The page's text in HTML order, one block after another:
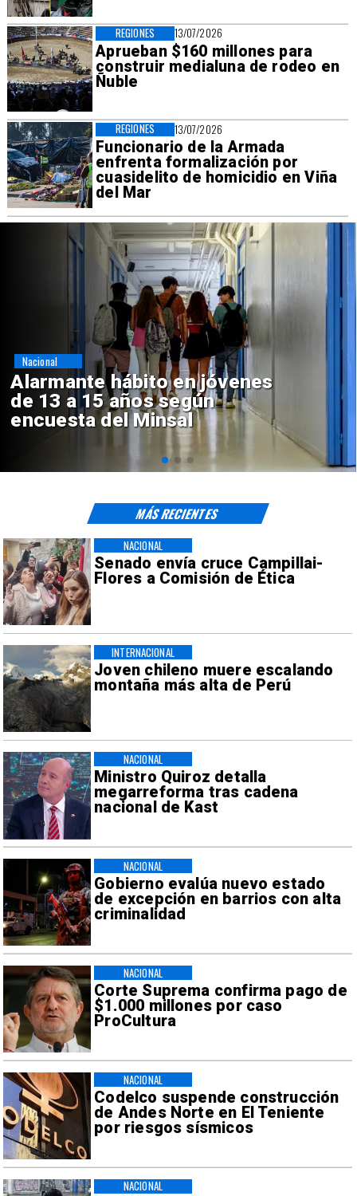
13/07/2026
Aprueban $160 millones para
construir medialuna de rodeo en
Ñuble
REGIONES
13/07/2026
Funcionario de la Armada
enfrenta formalización por
cuasidelito de homicidio en Viña
del Mar
REGIONES
Aprueban creación del Parque
Sebastián Piñera con inversión
de $4 mil millones
Regiones
Senado envía cruce Campillai-
Flores a Comisión de Ética
NACIONAL
Joven chileno muere escalando
montaña más alta de Perú
INTERNACIONAL
Ministro Quiroz detalla
megarreforma tras cadena
nacional de Kast
NACIONAL
Gobierno evalúa nuevo estado
de excepción en barrios con alta
criminalidad
NACIONAL
Corte Suprema confirma pago de
$1.000 millones por caso
ProCultura
NACIONAL
Codelco suspende construcción
de Andes Norte en El Teniente
por riesgos sísmicos
NACIONAL
NACIONAL
MÁS RECIENTES